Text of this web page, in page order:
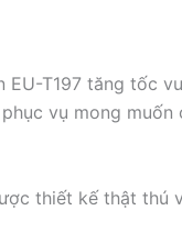
EU-T197 tăng tốc
vụ mong muốn
thiết kế thật thú